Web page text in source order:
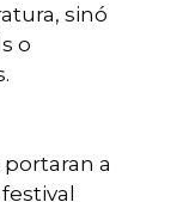
sinó
o
a